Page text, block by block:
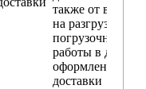
также от
на разгрузо-
погрузочные
работы в день
оформления
доставки